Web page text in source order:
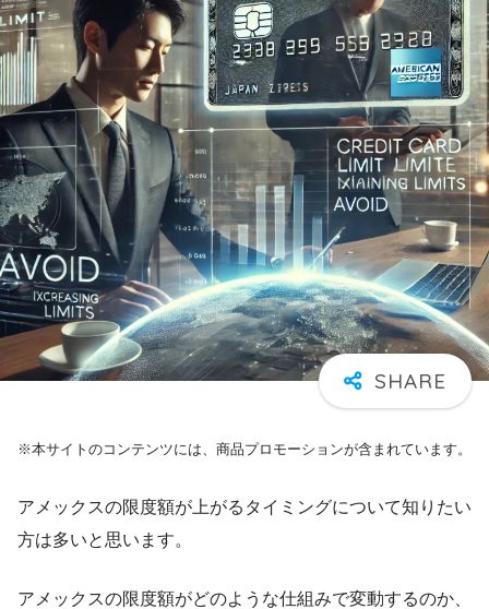
※本サイトのコンテンツには、商品プロモーションが含まれています。
アメックスの限度額が上がるタイミングについて知りたい
方は多いと思います。
アメックスの限度額がどのような仕組みで変動するのか、